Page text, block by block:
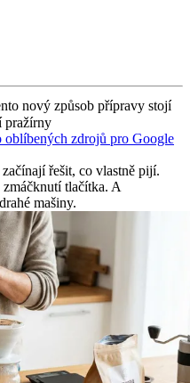
nový způsob přípravy stojí
pražírny
oblíbených zdrojů pro Google
řešit, co vlastně pijí.
tlačítka. A
mašiny.